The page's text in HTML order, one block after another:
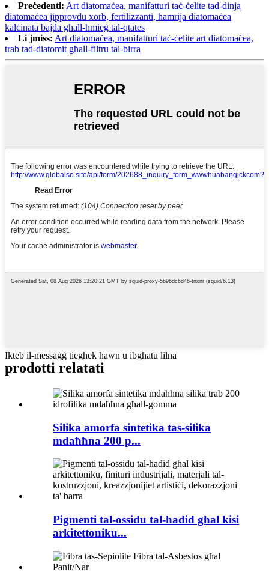
Preċedenti: Art diatomaċea, manifatturi taċ-ċelite tad-dinja
diatomaċea jipprovdu xorb, fertilizzanti, ħamrija diatomaċea
kalċinata bajda għall-ħmieġ tal-qtates
Li jmiss: Art diatomaċea, manifatturi taċ-ċelite art diatomaċea,
trab tad-diatomit għall-filtru tal-birra
Ikteb il-messaġġ tiegħek hawn u ibgħatu lilna
prodotti relatati
Silika amorfa sintetika tas-silika
mdaħħna 200 p...
Pigmenti tal-ossidu tal-ħadid għal kisi
arkitettoniku...